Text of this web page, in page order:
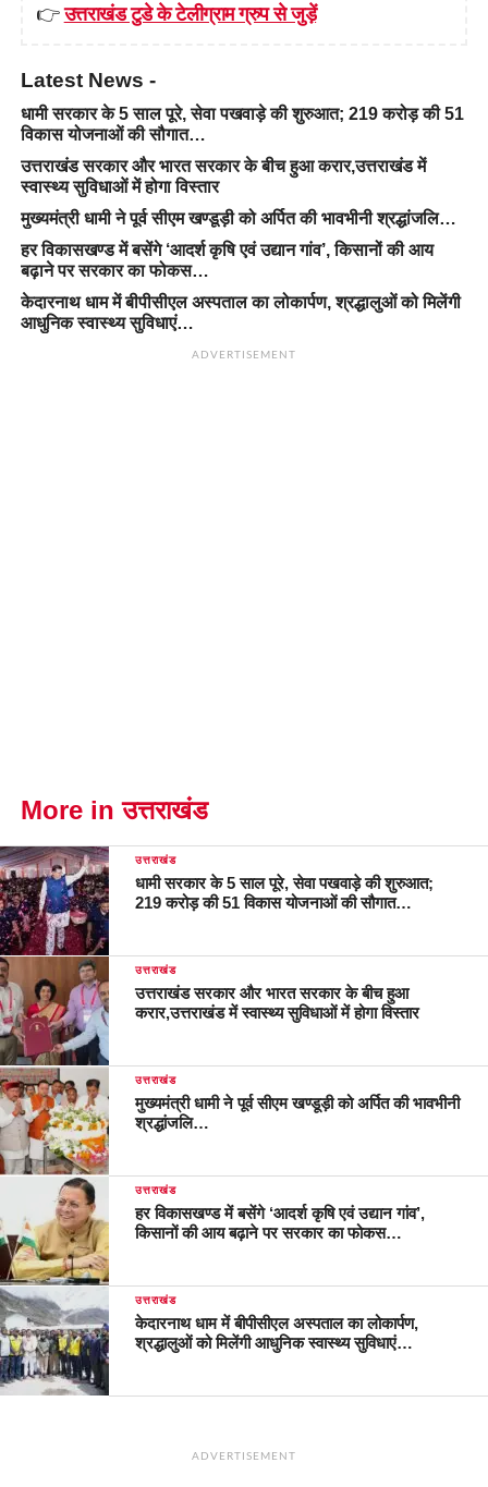
👉उत्तराखंड टुडे के टेलीग्राम ग्रुप से जुड़ें
Latest News -
धामी सरकार के 5 साल पूरे, सेवा पखवाड़े की शुरुआत; 219 करोड़ की 51
विकास योजनाओं की सौगात…
उत्तराखंड सरकार और भारत सरकार के बीच हुआ करार,उत्तराखंड में
स्वास्थ्य सुविधाओं में होगा विस्तार
मुख्यमंत्री धामी ने पूर्व सीएम खण्डूड़ी को अर्पित की भावभीनी श्रद्धांजलि…
हर विकासखण्ड में बसेंगे ‘आदर्श कृषि एवं उद्यान गांव’, किसानों की आय
बढ़ाने पर सरकार का फोकस…
केदारनाथ धाम में बीपीसीएल अस्पताल का लोकार्पण, श्रद्धालुओं को मिलेंगी
आधुनिक स्वास्थ्य सुविधाएं…
ADVERTISEMENT
More in उत्तराखंड
उत्तराखंड
धामी सरकार के 5 साल पूरे, सेवा पखवाड़े की शुरुआत;
219 करोड़ की 51 विकास योजनाओं की सौगात…
उत्तराखंड
उत्तराखंड सरकार और भारत सरकार के बीच हुआ
करार,उत्तराखंड में स्वास्थ्य सुविधाओं में होगा विस्तार
उत्तराखंड
मुख्यमंत्री धामी ने पूर्व सीएम खण्डूड़ी को अर्पित की भावभीनी
श्रद्धांजलि…
उत्तराखंड
हर विकासखण्ड में बसेंगे ‘आदर्श कृषि एवं उद्यान गांव’,
किसानों की आय बढ़ाने पर सरकार का फोकस…
उत्तराखंड
केदारनाथ धाम में बीपीसीएल अस्पताल का लोकार्पण,
श्रद्धालुओं को मिलेंगी आधुनिक स्वास्थ्य सुविधाएं…
ADVERTISEMENT